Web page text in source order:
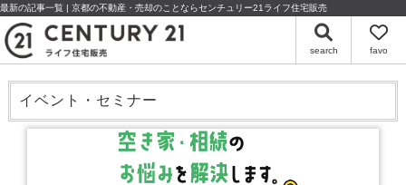
最新の記事一覧 | 京都の不動産・売却のことならセンチュリー21ライフ住宅販売
search favo
イベント・セミナー